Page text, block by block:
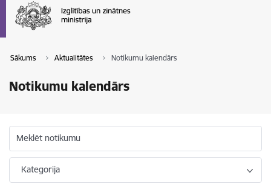
Sākums Aktualitātes Notikumu kalendārs
Notikumu kalendārs
Meklēt notikumu
Kategorija